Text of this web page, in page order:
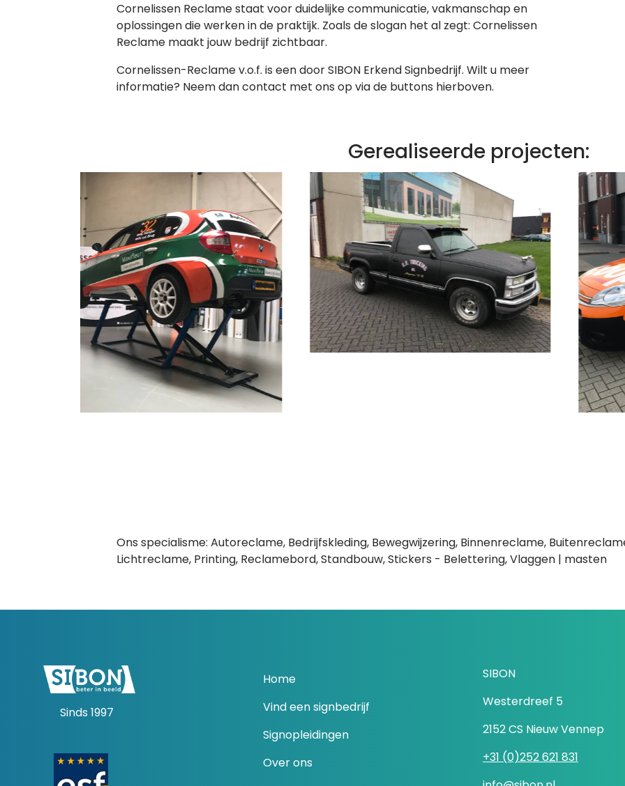
Cornelissen Reclame staat voor duidelijke communicatie, vakmanschap en
oplossingen die werken in de praktijk. Zoals de slogan het al zegt: Cornelissen
Reclame maakt jouw bedrijf zichtbaar.
Cornelissen-Reclame v.o.f. is een door SIBON Erkend Signbedrijf. Wilt u meer
informatie? Neem dan contact met ons op via de buttons hierboven.
Gerealiseerde projecten:
Ons specialisme: Autoreclame, Bedrijfskleding, Bewegwijzering, Binnenreclame,
Lichtreclame, Printing, Reclamebord, Standbouw, Stickers - Belettering, Vlaggen | masten
Sinds 1997
Home
Vind een signbedrijf
Signopleidingen
Over ons
SIBON
Westerdreef 5
2152 CS Nieuw Vennep
+31 (0)252 621 831